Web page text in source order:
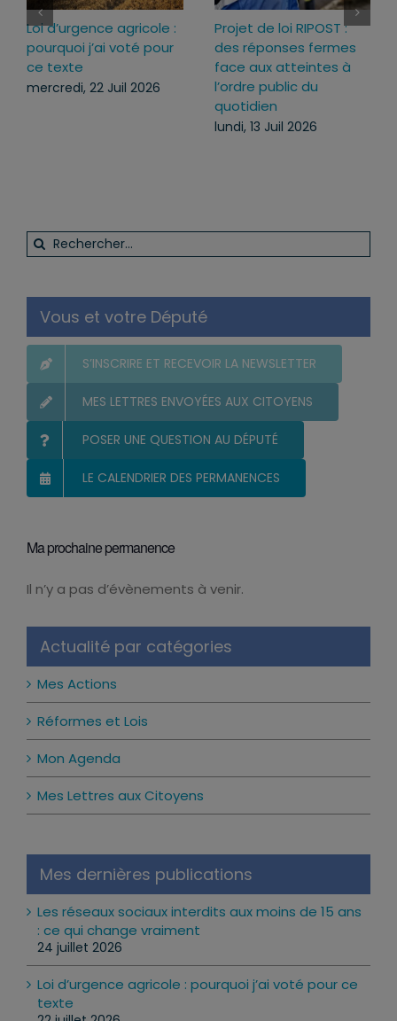
Sécuriser l’usage des
armes pour mieux
protéger ceux qui nous
protègent
Agenda du lundi 13
juillet au dimanche 19
juillet 2026
lundi, 13 Juil 2026
Vous et votre Député
S’INSCRIRE ET RECEVOIR LA NEWSLETTER
POSER UNE QUESTION AU DÉPUTÉ
Actualité par catégories
Mes Actions
Réformes et Lois
Mon Agenda
Mes Lettres aux Citoyens
Mes dernières publications
Les réseaux sociaux interdits aux moins de 15 ans
: ce qui change vraiment
24 juillet 2026
Loi d’urgence agricole : pourquoi j’ai voté pour ce
texte
22 juillet 2026